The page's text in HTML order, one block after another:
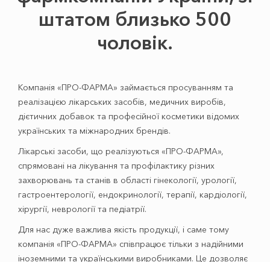
штатом близько 500
чоловік.
Компанія «ПРО-ФАРМА» займається просуванням та
реалізацією лікарських засобів, медичних виробів,
дієтичних добавок та професійної косметики відомих
українських та міжнародних брендів.
Лікарські засоби, що реалізуються «ПРО-ФАРМА»,
спрямовані на лікування та профілактику різних
захворювань та станів в області гінекології, урології,
гастроентерології, ендокринології, терапії, кардіології,
хірургії, неврології та педіатрії.
Для нас дуже важлива якість продукції, і саме тому
компанія «ПРО-ФАРМА» співпрацює тільки з надійними
іноземними та українськими виробниками. Це дозволяє